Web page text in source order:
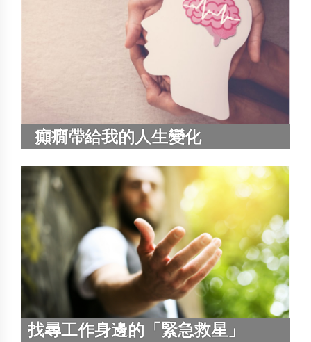
癲癇帶給我的人生變化
找尋工作身邊的「緊急救星」